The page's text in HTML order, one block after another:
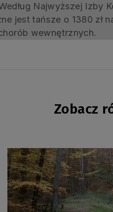
Najwyższej Izby
jest tańsze o 1380 zł
wewnętrznych.
Zobacz